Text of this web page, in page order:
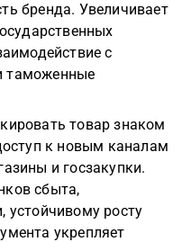
бренда. Увеличивает
с
таможенные
товар знаком
к новым каналам
и госзакупки.
сбыта,
устойчивому росту
укрепляет